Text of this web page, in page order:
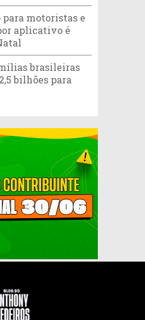
para motoristas e
aplicativo é
brasileiras
bilhões para